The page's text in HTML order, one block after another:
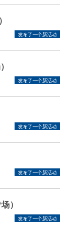
发布了一个新活动
发布了一个新活动
发布了一个新活动
发布了一个新活动
）
发布了一个新活动